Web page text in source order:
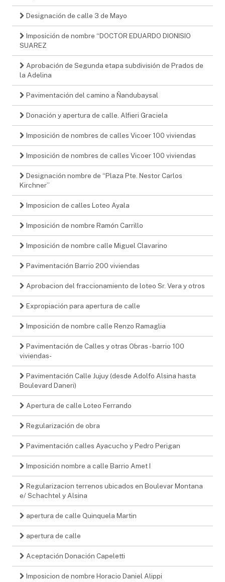
Designación de calle 3 de Mayo
Imposición de nombre “DOCTOR EDUARDO DIONISIO
SUAREZ
Aprobación de Segunda etapa subdivisión de Prados de
la Adelina
Pavimentación del camino a Ñandubaysal
Donación y apertura de calle. Alfieri Graciela
Imposición de nombres de calles Vicoer 100 viviendas
Imposición de nombres de calles Vicoer 100 viviendas
Designación nombre de “Plaza Pte. Nestor Carlos
Kirchner”
Imposicion de calles Loteo Ayala
Imposición de nombre Ramón Carrillo
Imposición de nombre calle Miguel Clavarino
Pavimentación Barrio 200 viviendas
Aprobacion del fraccionamiento de loteo Sr. Vera y otros
Expropiación para apertura de calle
Imposición de nombre calle Renzo Ramaglia
Pavimentación de Calles y otras Obras - barrio 100
viviendas-
Pavimentación Calle Jujuy (desde Adolfo Alsina hasta
Boulevard Daneri)
Apertura de calle Loteo Ferrando
Regularización de obra
Pavimentación calles Ayacucho y Pedro Perigan
Imposición nombre a calle Barrio Amet I
Regularizacion terrenos ubicados en Boulevar Montana
e/ Schachtel y Alsina
apertura de calle Quinquela Martin
apertura de calle
Aceptación Donación Capeletti
Imposicion de nombre Horacio Daniel Alippi